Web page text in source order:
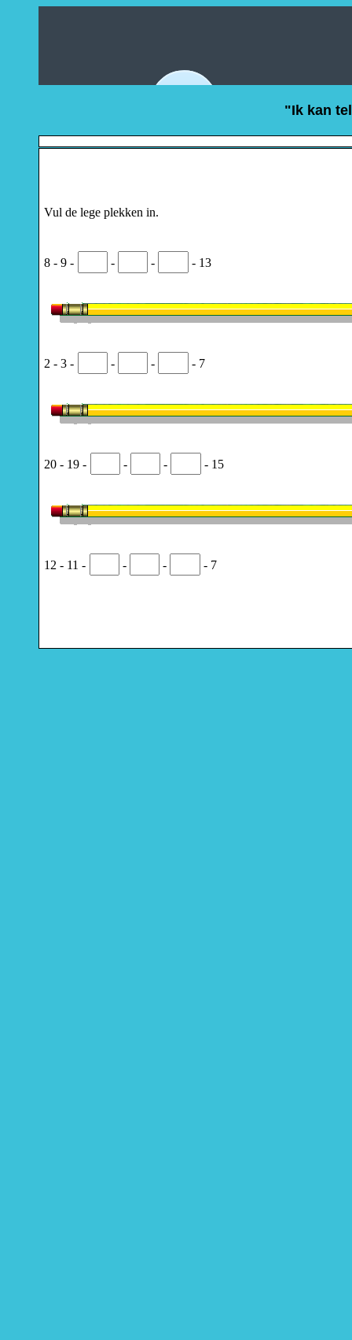
"Ik kan
Vul de lege plekken in.
8 - 9 - - - - 13
2 - 3 - - - - 7
20 - 19 - - - - 15
12 - 11 - - - - 7